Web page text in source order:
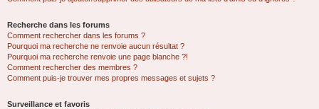
Recherche dans les forums
Comment rechercher dans les forums ?
Pourquoi ma recherche ne renvoie aucun résultat ?
Pourquoi ma recherche renvoie une page blanche ?!
Comment rechercher des membres ?
Comment puis-je trouver mes propres messages et sujets ?
Surveillance et favoris